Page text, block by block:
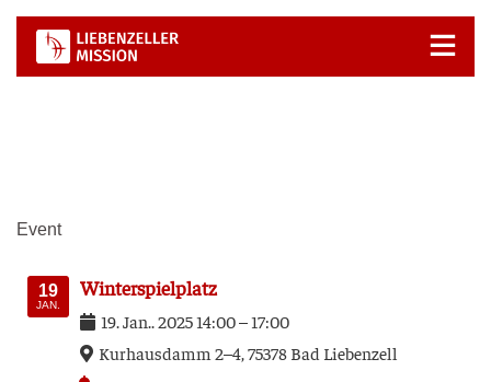
Zum
Inhalt
springen
Event
19
JAN.
Win­ter­spiel­platz
19.Jan..202514:00–17:00
Kur­h­aus­damm 2–4, 75378 Bad Lie­ben­zell